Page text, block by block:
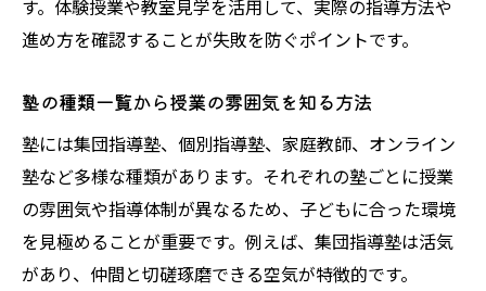
塾授業が伸びる子に与える効果的な要素と
塾の授業で身につく思考力や自立学習の力
塾授業の英語や専門科目指導の魅力に迫る
塾の授業で成績アップを実現する学習習慣
す。体験授業や教室見学を活用して、実際の指導方法や
進め方を確認することが失敗を防ぐポイントです。
塾の種類一覧から授業の雰囲気を知る方法
塾には集団指導塾、個別指導塾、家庭教師、オンライン
塾など多様な種類があります。それぞれの塾ごとに授業
の雰囲気や指導体制が異なるため、子どもに合った環境
を見極めることが重要です。例えば、集団指導塾は活気
があり、仲間と切磋琢磨できる空気が特徴的です。